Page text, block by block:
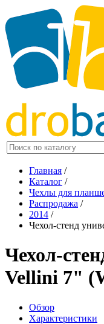
Главная /
Каталог /
Чехлы для
Распродажа /
2014 /
Чехол-стенд
Чехол-
Vellini 7"
Обзор
Характеристики